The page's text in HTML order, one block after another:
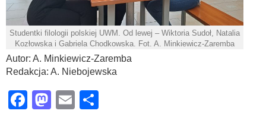
Studentki filologii polskiej UWM. Od lewej – Wiktoria Sudoł, Natalia
Kozłowska i Gabriela Chodkowska. Fot. A. Minkiewicz-Zaremba
Autor: A. Minkiewicz-Zaremba
Redakcja: A. Niebojewska
Facebook
Mastodon
Email